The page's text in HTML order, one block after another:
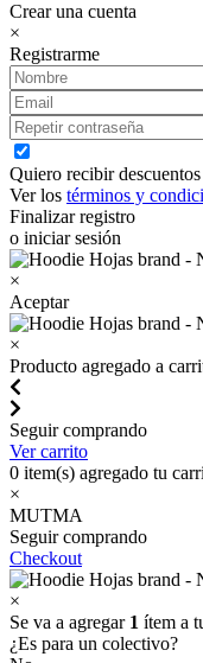
Crear una cuenta
×
Registrarme
Quiero recibir
Ver los términos y
Finalizar registro
o iniciar sesión
×
Aceptar
×
Producto agregado a
Seguir comprando
Ver carrito
0 item(s) agregado tu
×
MUTMA
Seguir comprando
Checkout
×
Se va a agregar 1 ítem a
¿Es para un colectivo?